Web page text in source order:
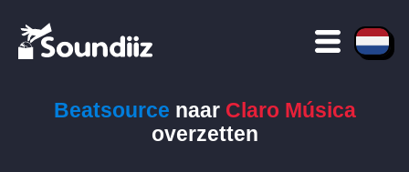
Beatsource naar Claro Música
overzetten